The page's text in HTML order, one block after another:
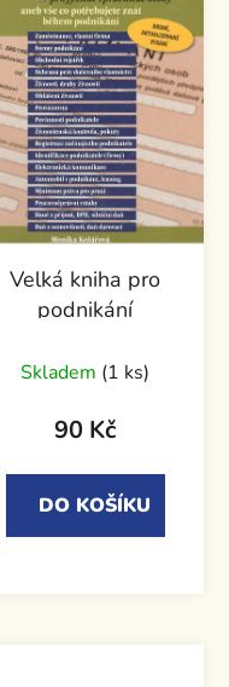
Velká kniha pro
podnikání
Skladem (1 ks)
90 Kč
DO KOŠÍKU